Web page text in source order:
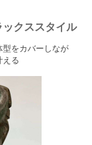
クススタイル
型をカバーしなが
える